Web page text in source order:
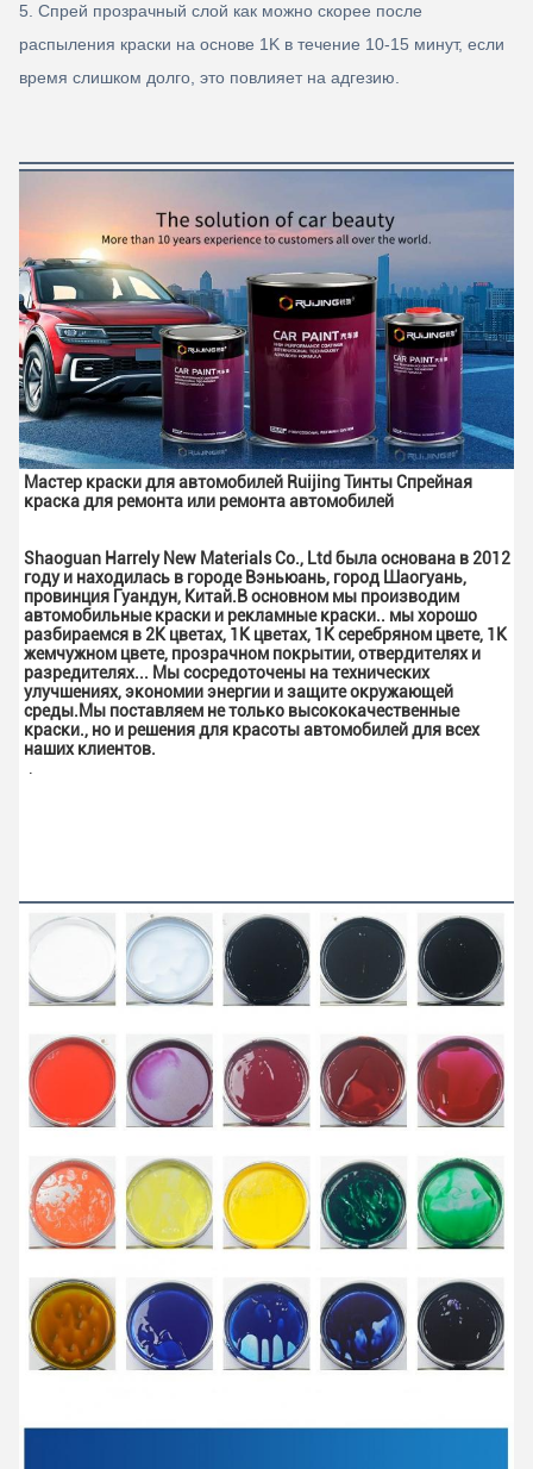
5. Спрей прозрачный слой как можно скорее после
распыления краски на основе 1K в течение 10-15 минут, если
время слишком долго, это повлияет на адгезию.
Мастер краски для автомобилей Ruijing Тинты Спрейная
краска для ремонта или ремонта автомобилей
Shaoguan Harrely New Materials Co., Ltd была основана в 2012
году и находилась в городе Вэньюань, город Шаогуань,
провинция Гуандун, Китай.В основном мы производим
автомобильные краски и рекламные краски.. мы хорошо
разбираемся в 2K цветах, 1K цветах, 1K серебряном цвете, 1K
жемчужном цвете, прозрачном покрытии, отвердителях и
разредителях... Мы сосредоточены на технических
улучшениях, экономии энергии и защите окружающей
среды.Мы поставляем не только высококачественные
краски., но и решения для красоты автомобилей для всех
наших клиентов.